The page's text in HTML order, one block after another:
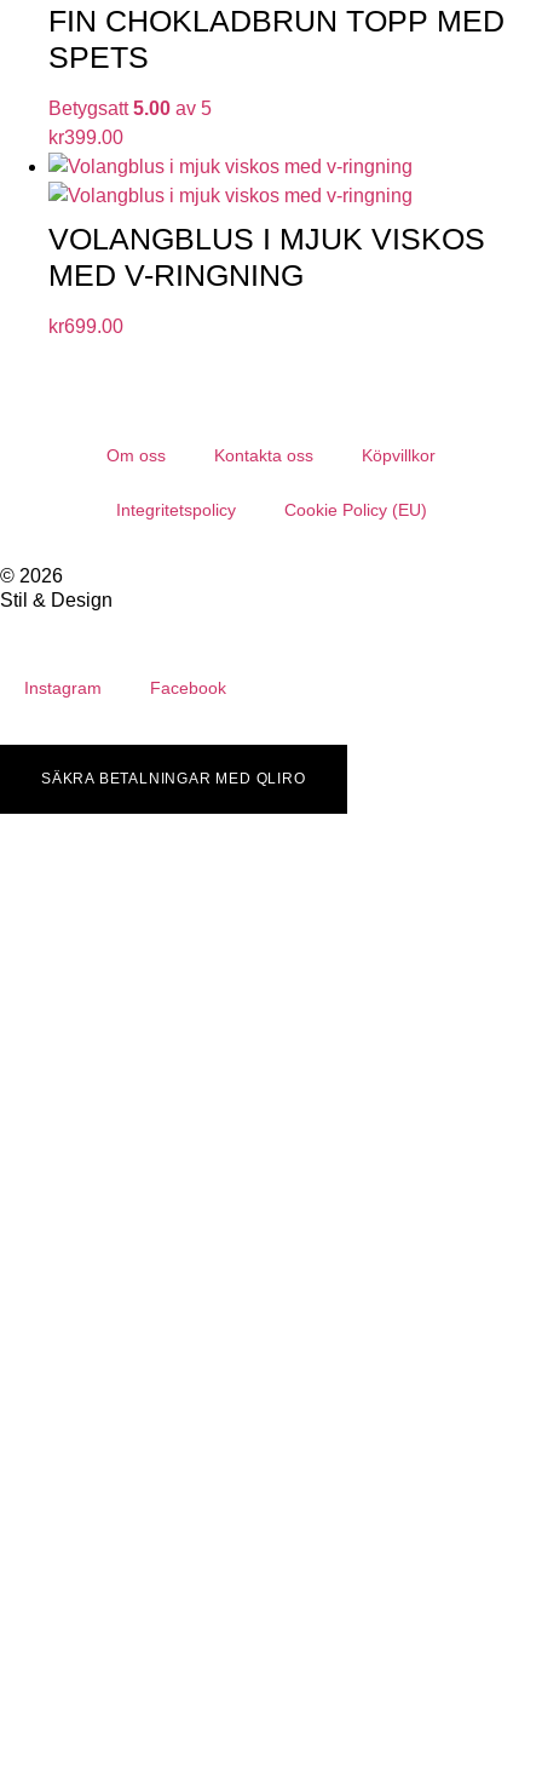
FIN CHOKLADBRUN TOPP MED
SPETS
Betygsatt5.00 av 5
kr399.00
VOLANGBLUS I MJUK VISKOS
MED V-RINGNING
kr699.00
Om oss Kontakta oss Köpvillkor
Integritetspolicy Cookie Policy (EU)
© 2026
Stil & Design
Instagram Facebook
SÄKRA BETALNINGAR MED QLIRO